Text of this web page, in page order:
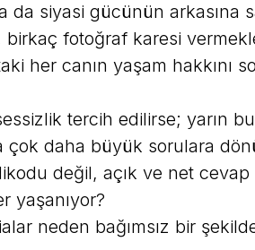
da siyasi gücünün arkasına
fotoğraf karesi
her canın yaşam hakkını
tercih edilirse; yarın
çok daha büyük sorulara
değil, açık ve net cevap
yaşanıyor?
neden bağımsız bir şekilde